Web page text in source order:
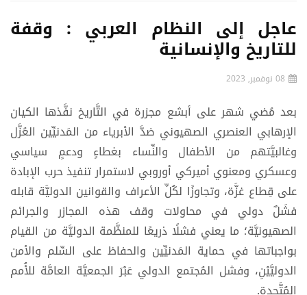
عاجل إلى النظام العربي : وقفة
للتاريخ والإنسانية
08 نوفمبر, 2023
بعد مُضي شهر على أبشع مجزرة في التَّاريخ نفَّذها الكيان
الإرهابي العنصري الصهيوني ضدَّ الأبرياء من المَدنيِّين العُزَّل
وغالبيَّتهم من الأطفال والنِّساء بغطاءٍ ودعمٍ سياسي
وعسكري ومعنوي أميركي أوروبي لاستمرار تنفيذ حرب الإبادة
على قِطاع غزَّة، وتجاوزًا لكُلِّ الأعراف والقوانين الدوليَّة قابله
فشَلٌ دولي في محاولات وقف هذه المجازر والجرائم
الصهيونيَّة؛ ما يعني فشلًا ذريعًا للمنظَّمة الدوليَّة من القيام
بواجباتها في حماية المَدنيِّين والحفاظ على السِّلم والأمن
الدوليَّيْنِ، وفشل المُجتمع الدولي عَبْرَ الجمعيَّة العامَّة للأُمم
المُتَّحدة.